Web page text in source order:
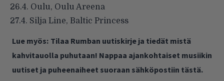
26.4. Oulu, Oulu Areena
27.4. Silja Line, Baltic Princess
Lue myös: Tilaa Rumban uutiskirje ja tiedät mistä
kahvitauolla puhutaan! Nappaa ajankohtaiset musiikin
uutiset ja puheenaiheet suoraan sähköpostiin tästä.